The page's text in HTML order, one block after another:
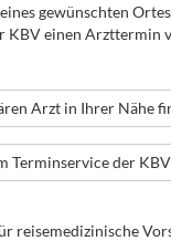
gewünschten
KBV einen Arzttermin
Arzt in Ihrer Nähe
Terminservice der KBV